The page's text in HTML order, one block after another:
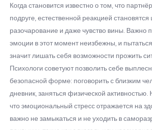
Когда становится известно о том, что
подруге, естественной реакцией становятся
разочарование и даже чувство вины. Важно
эмоции в этот момент неизбежны, и
значит лишать себя возможности прожить
Психологи советуют позволить себе
безопасной форме: поговорить с близким
дневник, заняться физической активностью.
что эмоциональный стресс отражается на
важно не замыкаться и не уходить в